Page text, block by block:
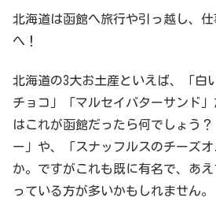
北海道は函館へ旅行や引っ越し、
へ！
北海道の3大お土産といえば、「白
チョコ」「マルセイバターサンド
はこれが函館だったら何でしょう
ー」や、「スナッフルスのチーズ
か。ですがこれも既に有名で、あ
っている方が多いかもしれません。